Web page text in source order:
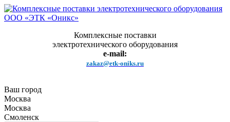
Комплексные поставки
электротехнического оборудования
e-mail:
zakaz@etk-oniks.ru
Ваш город
Москва
Москва
Смоленск